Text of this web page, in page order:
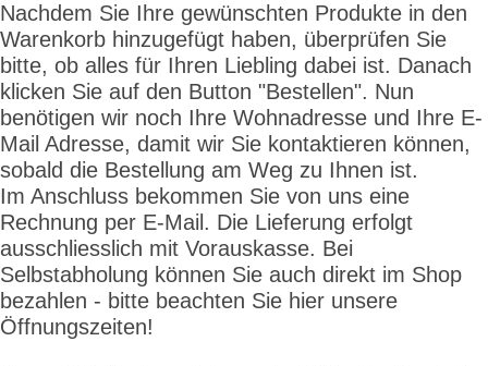
Nachdem Sie Ihre gewünschten Produkte in den
Warenkorb hinzugefügt haben, überprüfen Sie
bitte, ob alles für Ihren Liebling dabei ist. Danach
klicken Sie auf den Button "Bestellen". Nun
benötigen wir noch Ihre Wohnadresse und Ihre E-
Mail Adresse, damit wir Sie kontaktieren können,
sobald die Bestellung am Weg zu Ihnen ist.
Im Anschluss bekommen Sie von uns eine
Rechnung per E-Mail. Die Lieferung erfolgt
ausschliesslich mit Vorauskasse. Bei
Selbstabholung können Sie auch direkt im Shop
bezahlen - bitte beachten Sie hier unsere
Öffnungszeiten!